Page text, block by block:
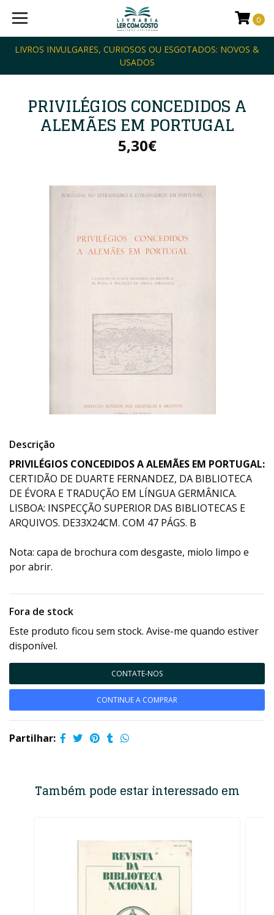
LIVROS INVULGARES, CURIOSOS OU ESGOTADOS: NOVOS &
USADOS
0
PRIVILÉGIOS CONCEDIDOS A
ALEMÃES EM PORTUGAL
5,30€
Descrição
PRIVILÉGIOS CONCEDIDOS A ALEMÃES EM PORTUGAL:
CERTIDÃO DE DUARTE FERNANDEZ, DA BIBLIOTECA
DE ÉVORA E TRADUÇÃO EM LÍNGUA GERMÂNICA.
LISBOA: INSPECÇÃO SUPERIOR DAS BIBLIOTECAS E
ARQUIVOS. DE33X24CM. COM 47 PÁGS. B
Nota: capa de brochura com desgaste, miolo limpo e
por abrir.
Fora de stock
Este produto ficou sem stock. Avise-me quando estiver
disponível.
CONTATE-NOS
CONTINUE A COMPRAR
Partilhar:
Também pode estar interessado em